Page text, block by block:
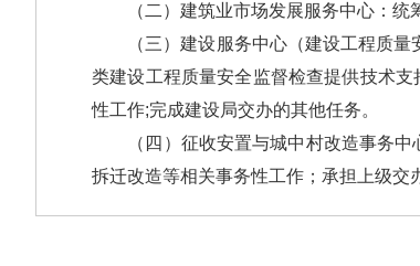
（二）建筑业市场发展服务中心：统筹
（三）建设服务中心（建设工程质量安
类建设工程质量安全监督检查提供技术
性工作;完成建设局交办的其他任务。
（四）征收安置与城中村改造事务中
拆迁改造等相关事务性工作；承担上级交